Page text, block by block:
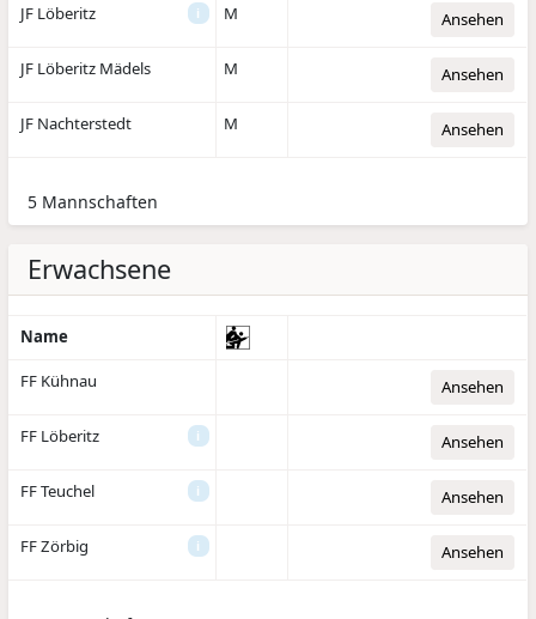
JF Löberitz i M Ansehen
JF Löberitz Mädels M Ansehen
JF Nachterstedt M Ansehen
5 Mannschaften
Erwachsene
Name
FF Kühnau Ansehen
FF Löberitz i Ansehen
FF Teuchel i Ansehen
FF Zörbig i Ansehen